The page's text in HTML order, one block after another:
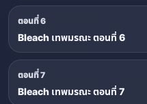
ตอนที่ 6
Bleach เทพมรณะ ตอนที่ 6
ตอนที่ 7
Bleach เทพมรณะ ตอนที่ 7